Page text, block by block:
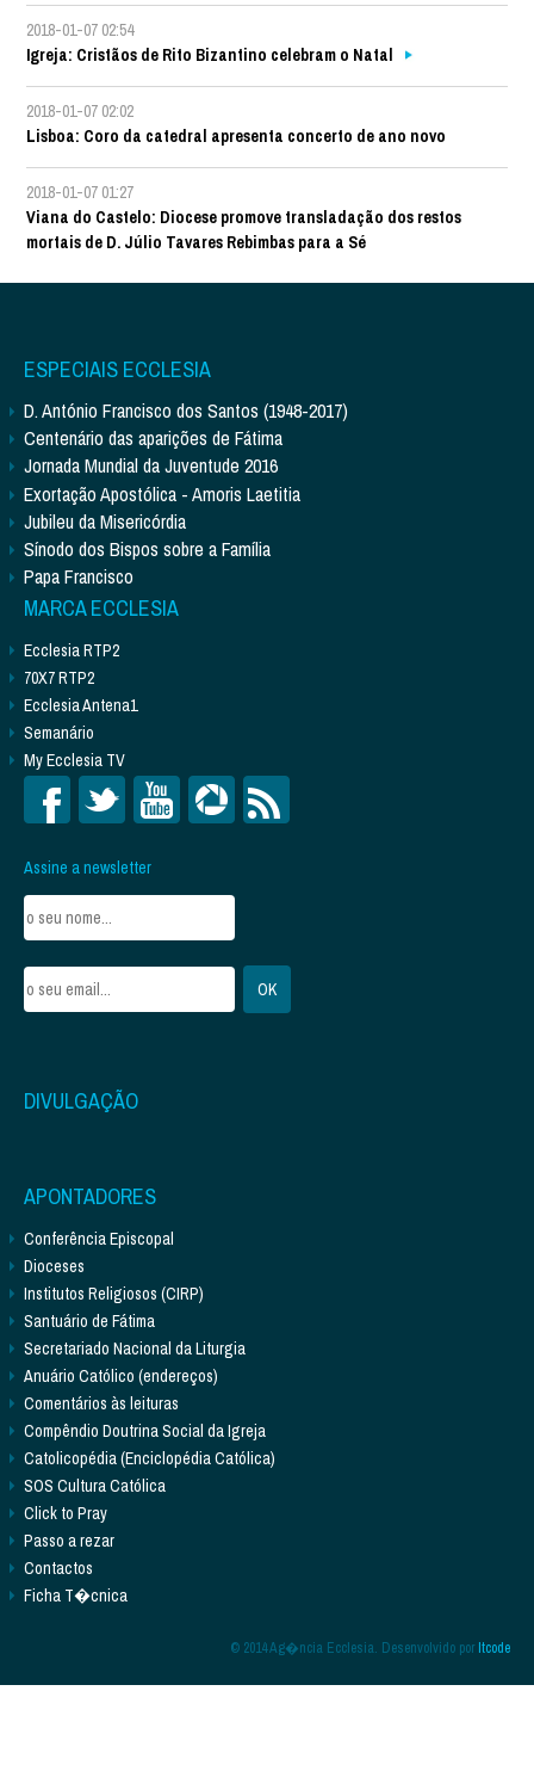
2018-01-07 02:54
Igreja: Cristãos de Rito Bizantino celebram o Natal
2018-01-07 02:02
Lisboa: Coro da catedral apresenta concerto de ano novo
2018-01-07 01:27
Viana do Castelo: Diocese promove transladação dos restos
mortais de D. Júlio Tavares Rebimbas para a Sé
ESPECIAIS ECCLESIA
D. António Francisco dos Santos (1948-2017)
Centenário das aparições de Fátima
Jornada Mundial da Juventude 2016
Exortação Apostólica - Amoris Laetitia
Jubileu da Misericórdia
Sínodo dos Bispos sobre a Família
Papa Francisco
MARCA ECCLESIA
Ecclesia RTP2
70X7 RTP2
Ecclesia Antena1
Semanário
My Ecclesia TV
Assine a newsletter
DIVULGAÇÃO
APONTADORES
Conferência Episcopal
Dioceses
Institutos Religiosos (CIRP)
Santuário de Fátima
Secretariado Nacional da Liturgia
Anuário Católico (endereços)
Comentários às leituras
Compêndio Doutrina Social da Igreja
Catolicopédia (Enciclopédia Católica)
SOS Cultura Católica
Click to Pray
Passo a rezar
Contactos
Ficha T�cnica
© 2014 Ag�ncia Ecclesia. Desenvolvido porItcode